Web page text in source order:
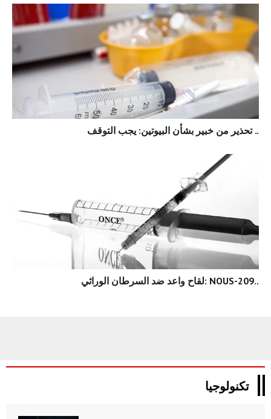
تحذير من خبير بشأن البيوتين: يجب التوقف ..
لقاح واعد ضد السرطان الوراثي: NOUS-209..
تكنولوجيا